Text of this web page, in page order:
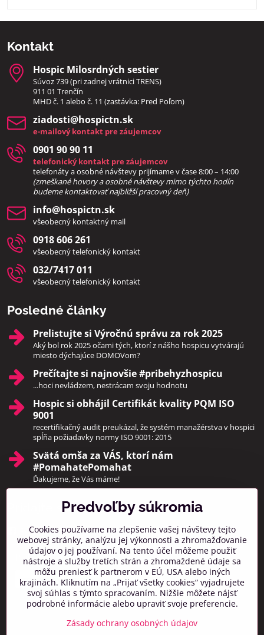
Kontakt
Hospic Milosrdných sestier
Súvoz 739 (pri zadnej vrátnici TRENS)
911 01 Trenčín
MHD č. 1 alebo č. 11 (zastávka: Pred Poľom)
ziadosti​@hospictn​.sk
e-mailový kontakt pre záujemcov
0901 90 90 11
telefonický kontakt pre záujemcov
telefonáty a osobné návštevy prijímame v čase 8:00 – 14:00
(zmeškané hovory a osobné návštevy mimo týchto hodín
budeme kontaktovať najbližší pracovný deň)
info​@hospictn​.sk
všeobecný kontaktný mail
0918 606 261
všeobecný telefonický kontakt
032/7417 011
všeobecný telefonický kontakt
Posledné články
Prelistujte si Výročnú správu za rok 2025
Aký bol rok 2025 očami tých, ktorí z nášho hospicu vytvárajú
miesto dýchajúce DOMOVom?
Prečítajte si najnovšie #pribehyzhospicu
...hoci nevládzem, nestrácam svoju hodnotu
Hospic si obhájil Certifikát kvality PQM ISO
9001
recertifikačný audit preukázal, že systém manažérstva v hospici
spĺňa požiadavky normy ISO 9001: 2015
Svätá omša za VÁS, ktorí nám
#PomahatePomahat
Ďakujeme, že Vás máme!
Pridajte sa k nám
Facebook Instagram
Prihlásiť na odber noviniek
Predvoľby súkromia
Cookies používame na zlepšenie vašej návštevy tejto
webovej stránky, analýzu jej výkonnosti a zhromažďovanie
údajov o jej používaní. Na tento účel môžeme použiť
nástroje a služby tretích strán a zhromaždené údaje sa
môžu preniesť k partnerom v EÚ, USA alebo iných
krajinách. Kliknutím na „Prijať všetky cookies“ vyjadrujete
svoj súhlas s týmto spracovaním. Nižšie môžete nájsť
podrobné informácie alebo upraviť svoje preferencie.
Zásady ochrany osobných údajov